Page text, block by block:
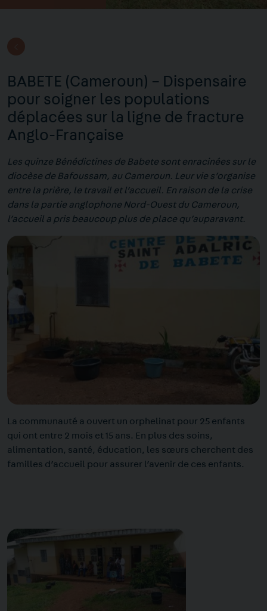
BABETE (Cameroun) – Dispensaire
pour soigner les populations
déplacées sur la ligne de fracture
Anglo-Française
Les quinze Bénédictines de Babete sont enracinées sur le
diocèse de Bafoussam, au Cameroun. Leur vie s’organise
entre la prière, le travail et l’accueil. En raison de la crise
dans la partie anglophone Nord-Ouest du Cameroun,
l’accueil a pris beaucoup plus de place qu’auparavant.
La communauté a ouvert un orphelinat pour 25 enfants
qui ont entre 2 mois et 15 ans. En plus des soins,
alimentation, santé, éducation, les sœurs cherchent des
familles d’accueil pour assurer l’avenir de ces enfants.